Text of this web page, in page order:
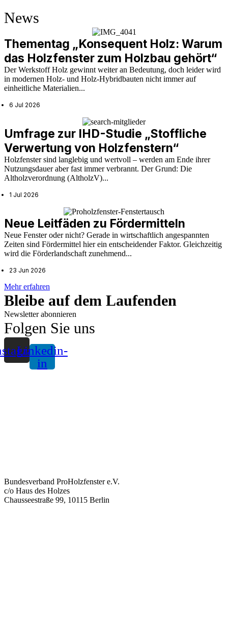
News
Thementag „Konsequent Holz: Warum
das Holzfenster zum Holzbau gehört“
Der Werkstoff Holz gewinnt weiter an Bedeutung, doch leider wird
in modernen Holz- und Holz-Hybridbauten nicht immer auf
einheitliche Materialien...
6 Jul 2026
Umfrage zur IHD-Studie „Stoffliche
Verwertung von Holzfenstern“
Holzfenster sind langlebig und wertvoll – werden am Ende ihrer
Nutzungsdauer aber fast immer verbrannt. Der Grund: Die
Altholzverordnung (AltholzV)...
1 Jul 2026
Neue Leitfäden zu Fördermitteln
Neue Fenster oder nicht? Gerade in wirtschaftlich angespannten
Zeiten sind Fördermittel hier ein entscheidender Faktor. Gleichzeitig
wird die Förderlandschaft zunehmend...
23 Jun 2026
Mehr erfahren
Bleibe auf dem Laufenden
Newsletter abonnieren
Folgen Sie uns
Linkedin-
in
Bundesverband ProHolzfenster e.V.
c/o Haus des Holzes
Chausseestraße 99, 10115 Berlin